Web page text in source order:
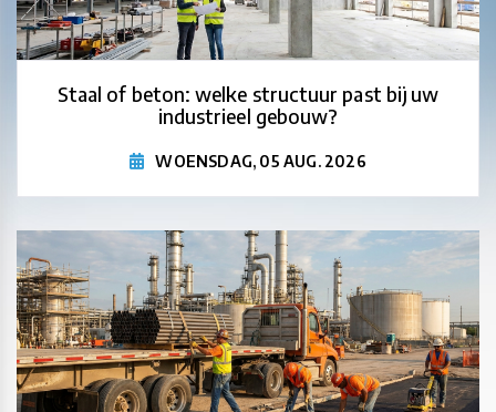
Staal of beton: welke structuur past bij uw
industrieel gebouw?
WOENSDAG, 05 AUG. 2026